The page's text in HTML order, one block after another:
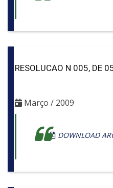
RESOLUCAO N 005, DE
Março / 2009
DOWNLOAD